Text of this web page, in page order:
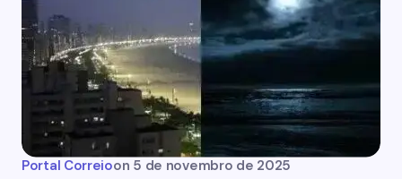
Portal Correioon 5 de novembro de 2025